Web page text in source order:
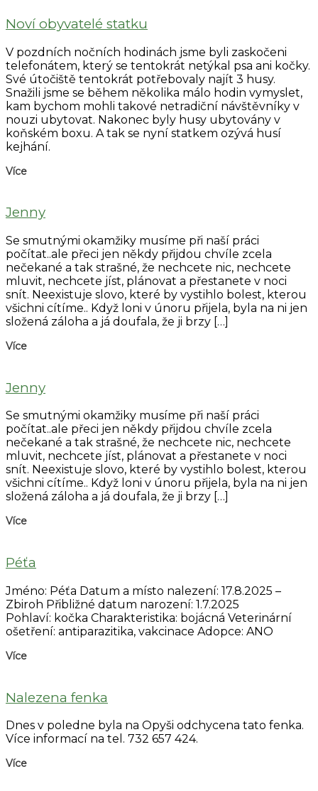
Noví obyvatelé statku
V pozdních nočních hodinách jsme byli zaskočeni
telefonátem, který se tentokrát netýkal psa ani kočky.
Své útočiště tentokrát potřebovaly najít 3 husy.
Snažili jsme se během několika málo hodin vymyslet,
kam bychom mohli takové netradiční návštěvníky v
nouzi ubytovat. Nakonec byly husy ubytovány v
koňském boxu. A tak se nyní statkem ozývá husí
kejhání.
Více
Jenny
Se smutnými okamžiky musíme při naší práci
počítat..ale přeci jen někdy přijdou chvíle zcela
nečekané a tak strašné, že nechcete nic, nechcete
mluvit, nechcete jíst, plánovat a přestanete v noci
snít. Neexistuje slovo, které by vystihlo bolest, kterou
všichni cítíme.. Když loni v únoru přijela, byla na ni jen
složená záloha a já doufala, že ji brzy […]
Více
Jenny
Se smutnými okamžiky musíme při naší práci
počítat..ale přeci jen někdy přijdou chvíle zcela
nečekané a tak strašné, že nechcete nic, nechcete
mluvit, nechcete jíst, plánovat a přestanete v noci
snít. Neexistuje slovo, které by vystihlo bolest, kterou
všichni cítíme.. Když loni v únoru přijela, byla na ni jen
složená záloha a já doufala, že ji brzy […]
Více
Péťa
Jméno: Péťa Datum a místo nalezení: 17.8.2025 –
Zbiroh Přibližné datum narození: 1.7.2025
Pohlaví: kočka Charakteristika: bojácná Veterinární
ošetření: antiparazitika, vakcinace Adopce: ANO
Více
Nalezena fenka
Dnes v poledne byla na Opyši odchycena tato fenka.
Více informací na tel. 732 657 424.
Více